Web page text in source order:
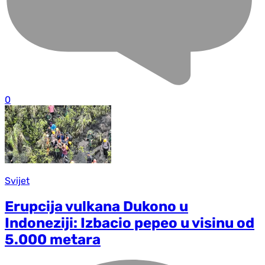
0
Svijet
Erupcija vulkana Dukono u
Indoneziji: Izbacio pepeo u visinu od
5.000 metara